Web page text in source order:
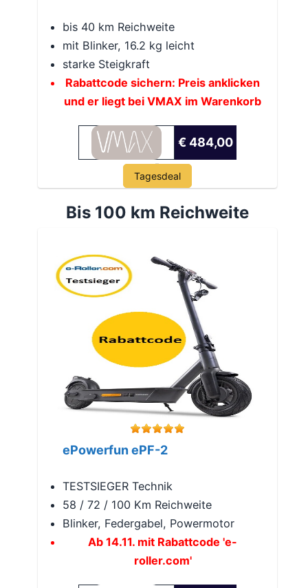
bis 40 km Reichweite
mit Blinker, 16.2 kg leicht
starke Steigkraft
Rabattcode sichern: Preis anklicken
und er liegt bei VMAX im Warenkorb
€ 484,00
Tagesdeal
Bis 100 km Reichweite
ePowerfun ePF-2
TESTSIEGER Technik
58 / 72 / 100 Km Reichweite
Blinker, Federgabel, Powermotor
Ab 14.11. mit Rabattcode 'e-
roller.com'